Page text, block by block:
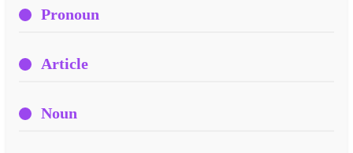
Pronoun
Article
Noun